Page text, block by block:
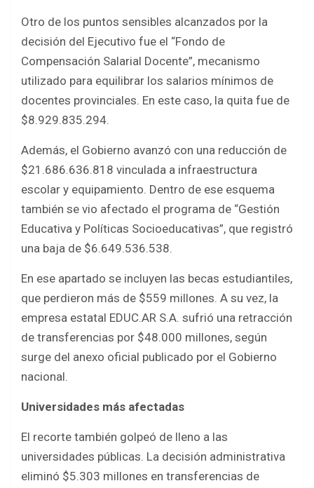
Otro de los puntos sensibles alcanzados por la
decisión del Ejecutivo fue el “Fondo de
Compensación Salarial Docente”, mecanismo
utilizado para equilibrar los salarios mínimos de
docentes provinciales. En este caso, la quita fue de
$8.929.835.294.
Además, el Gobierno avanzó con una reducción de
$21.686.636.818 vinculada a infraestructura
escolar y equipamiento. Dentro de ese esquema
también se vio afectado el programa de “Gestión
Educativa y Políticas Socioeducativas”, que registró
una baja de $6.649.536.538.
En ese apartado se incluyen las becas estudiantiles,
que perdieron más de $559 millones. A su vez, la
empresa estatal EDUC.AR S.A. sufrió una retracción
de transferencias por $48.000 millones, según
surge del anexo oficial publicado por el Gobierno
nacional.
Universidades más afectadas
El recorte también golpeó de lleno a las
universidades públicas. La decisión administrativa
eliminó $5.303 millones en transferencias de